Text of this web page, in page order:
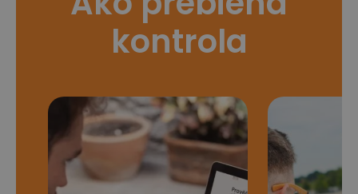
kontrola